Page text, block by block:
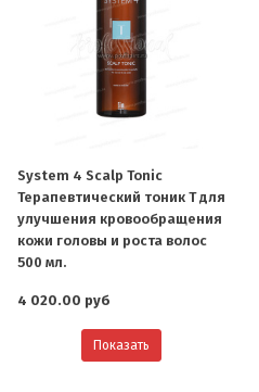
System 4 Scalp Tonic
Терапевтический тоник Т для
улучшения кровообращения
кожи головы и роста волос
500 мл.
4 020.00 руб
Показать